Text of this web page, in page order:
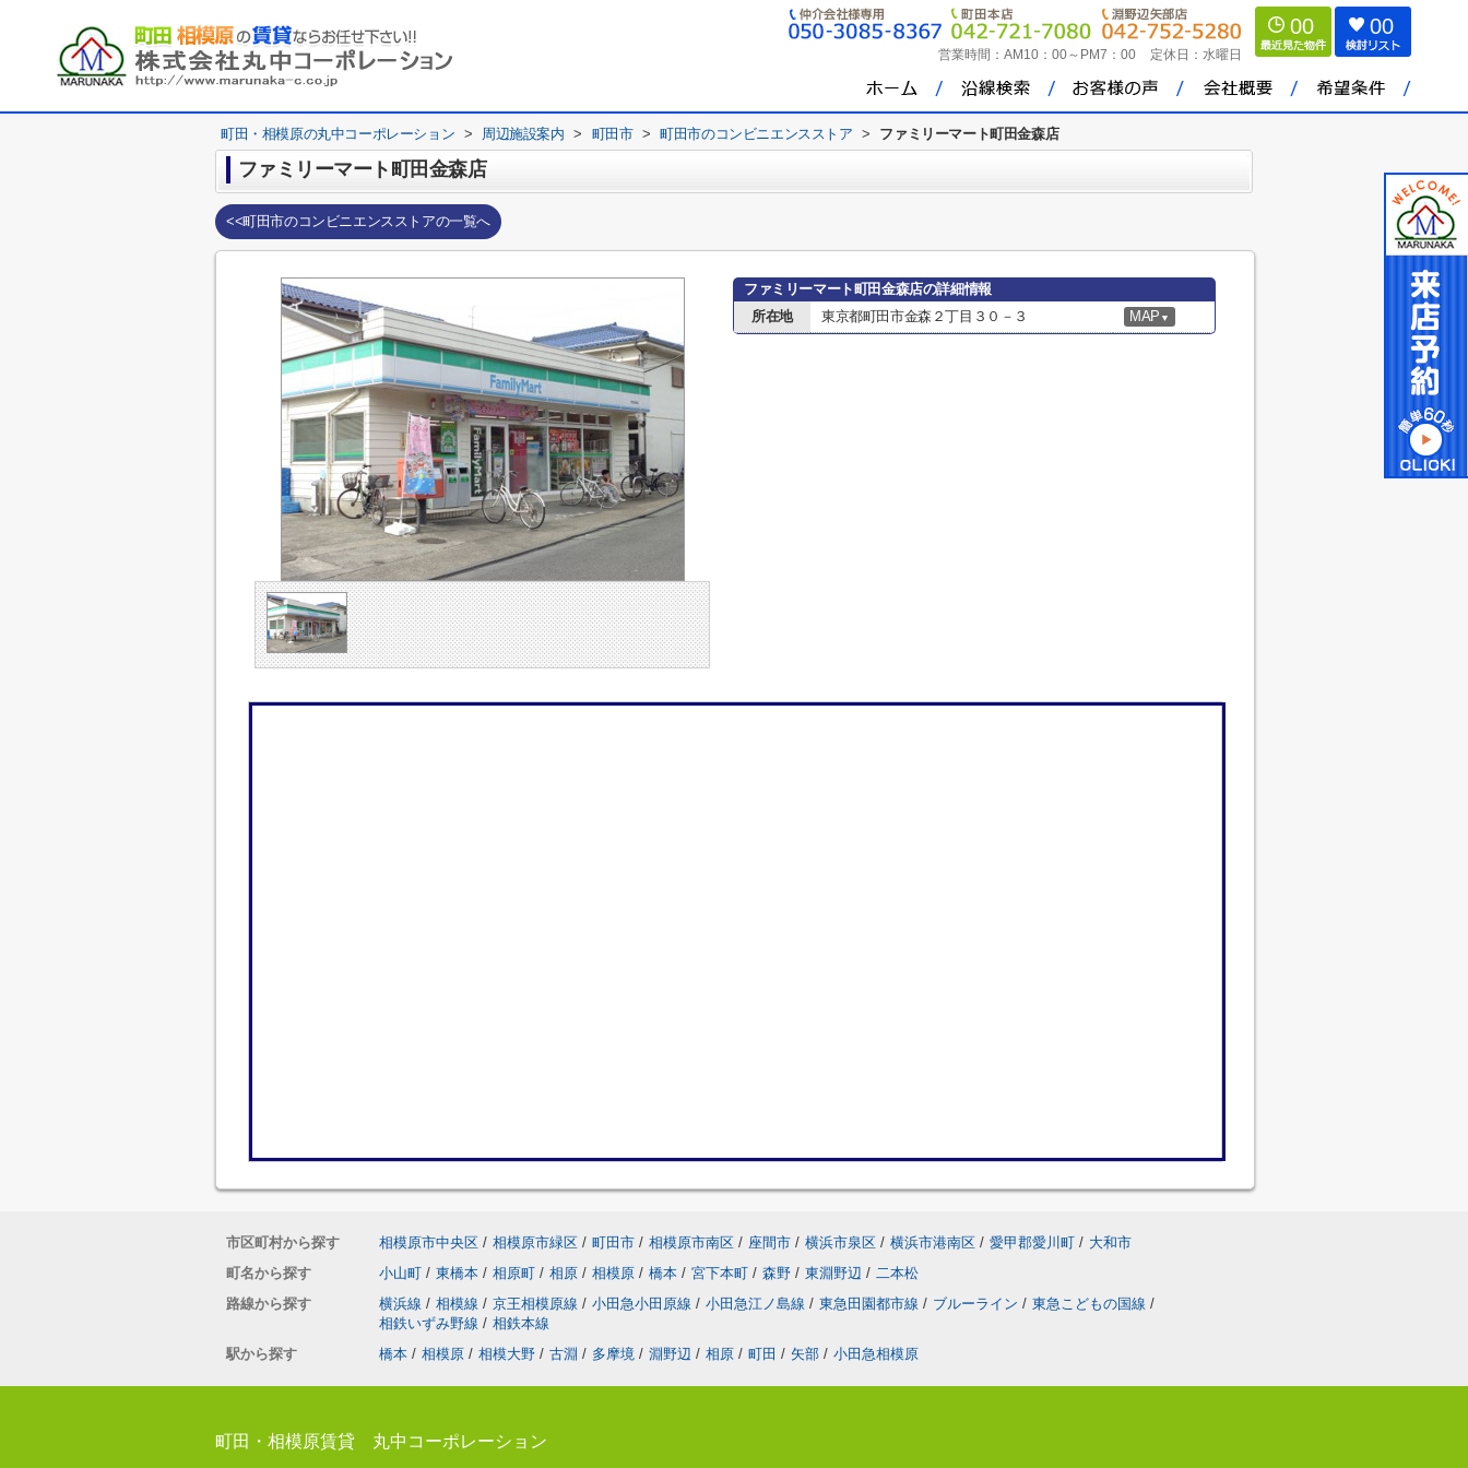
営業時間： AM10：00～PM7：00 定休日： 水曜日
00 00
町田・相模原の丸中コーポレーション > 周辺施設案内 > 町田市 > 町田市のコンビニエンスストア > ファミリーマート町田金森店
ファミリーマート町田金森店
<<町田市のコンビニエンスストアの一覧へ
ファミリーマート町田金森店の詳細情報
所在地
東京都町田市金森２丁目３０－３ MAP ▼
市区町村から探す 相模原市中央区 / 相模原市緑区 / 町田市 / 相模原市南区 / 座間市 / 横浜市泉区 / 横浜市港南区 / 愛甲郡愛川町 / 大和市
町名から探す
小山町 / 東橋本 / 相原町 / 相原 / 相模原 / 橋本 / 宮下本町 / 森野 / 東淵野辺 / 二本松
路線から探す
横浜線 / 相模線 / 京王相模原線 / 小田急小田原線 / 小田急江ノ島線 / 東急田園都市線 / ブルーライン / 東急こどもの国線 /
相鉄いずみ野線 / 相鉄本線
駅から探す
橋本 / 相模原 / 相模大野 / 古淵 / 多摩境 / 淵野辺 / 相原 / 町田 / 矢部 / 小田急相模原
町田・相模原賃貸 丸中コーポレーション